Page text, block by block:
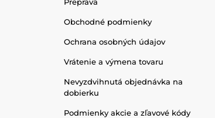
Obchodné podmienky
Ochrana osobných údajov
Vrátenie a výmena tovaru
Nevyzdvihnutá objednávka na
dobierku
Podmienky akcie a zľavové kódy